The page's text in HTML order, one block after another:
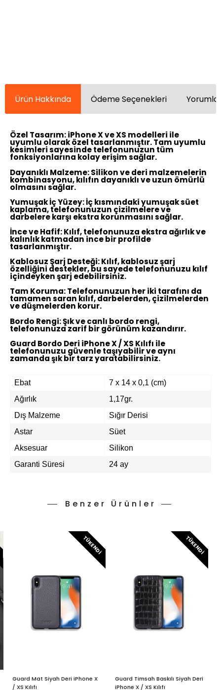
Ürün Hakkında Ödeme Seçenekleri
Özel Tasarım:iPhone X ve XS modelleri ile
uyumlu olarak özel tasarlanmıştır. Tam uyumlu
kesimleri sayesinde telefonunuzun tüm
fonksiyonlarına kolay erişim sağlar.
Dayanıklı Malzeme:Silikon ve deri malzemelerin
kombinasyonu, kılıfın dayanıklı ve uzun ömürlü
olmasını sağlar.
Yumuşak İç Yüzey:İç kısmındaki yumuşak süet
kaplama, telefonunuzun çizilmelere ve
darbelere karşı ekstra korunmasını sağlar.
İnce ve Hafif:Kılıf, telefonunuza ekstra ağırlık ve
kalınlık katmadan ince bir profilde
tasarlanmıştır.
Kablosuz Şarj Desteği:Kılıf, kablosuz şarj
özelliğini destekler, bu sayede telefonunuzu kılıf
içindeyken şarj edebilirsiniz.
Tam Koruma:Telefonunuzun her iki tarafını da
tamamen saran kılıf, darbelerden, çizilmelerden
ve düşmelerden korur.
Bordo Rengi:Şık ve canlı bordo rengi,
telefonunuza zarif bir görünüm kazandırır.
Guard Bordo Deri iPhone X / XS Kılıfı ile
telefonunuzu güvenle taşıyabilir ve aynı
zamanda şık bir tarz yaratabilirsiniz.
Ebat
7 x 14 x 0,1 (cm)
Ağırlık
1,17gr.
Dış Malzeme
Sığır Derisi
Astar
Süet
Aksesuar
Silikon
Garanti Süresi
24 ay
Benzer Ürünler
TÜKENDI
Guard Mat Siyah Deri iPhone X
/ XS Kılıfı
TÜKENDI
Guard Timsah Baskılı Siyah Deri
iPhone X / XS Kılıfı